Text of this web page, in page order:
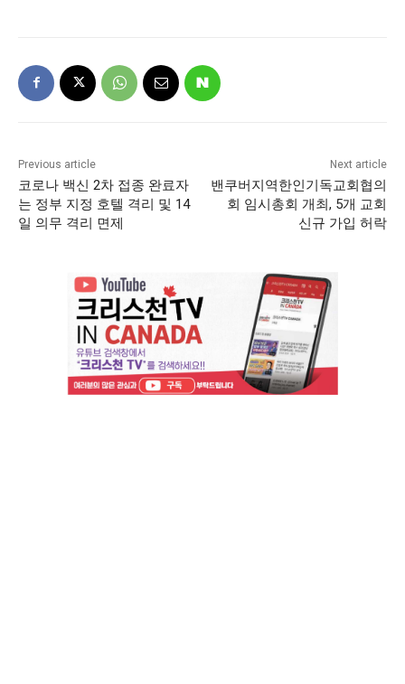
Previous article
코로나 백신 2차 접종 완료자
는 정부 지정 호텔 격리 및 14
일 의무 격리 면제
Next article
밴쿠버지역한인기독교회협의
회 임시총회 개최, 5개 교회
신규 가입 허락